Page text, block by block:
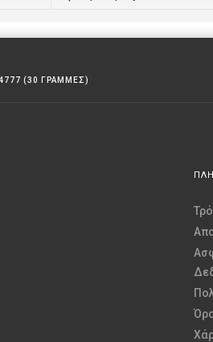
(30 ΓΡΑΜΜΕΣ)